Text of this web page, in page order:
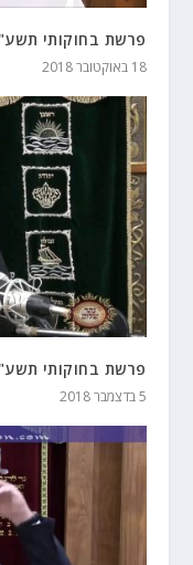
פרשת בחוקותי
18 באוקטובר 2018
פרשת בחוקותי
5 בדצמבר 2018